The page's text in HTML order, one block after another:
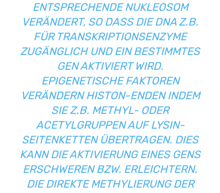
ENTSPRECHENDE NUKLEOSOM
VERÄNDERT, SO DASS DIE DNA Z.B.
FÜR TRANSKRIPTIONSENZYME
ZUGÄNGLICH UND EIN BESTIMMTES
GEN AKTIVIERT WIRD.
EPIGENETISCHE FAKTOREN
VERÄNDERN HISTON-ENDEN INDEM
SIE Z.B. METHYL- ODER
ACETYLGRUPPEN AUF LYSIN-
SEITENKETTEN ÜBERTRAGEN. DIES
KANN DIE AKTIVIERUNG EINES GENS
ERSCHWEREN BZW. ERLEICHTERN.
DIE DIREKTE METHYLIERUNG DER